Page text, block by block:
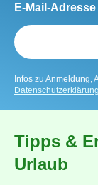
E-Mail-Adresse
Infos zu Anmeldung,
Datenschutzerklärung
Tipps &
Urlaub